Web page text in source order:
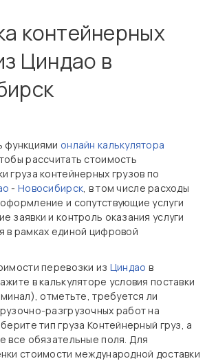
контейнерных
Циндао в
функциями онлайн калькулятора
рассчитать стоимость
груза контейнерных грузов по
-Новосибирск, в том числе расходы
и сопутствующие услуги
заявки и контроль оказания услуги
в рамках единой цифровой
перевозки из Циндао в
в калькуляторе условия поставки
отметьте, требуется ли
работ на
тип груза Контейнерный груз, а
все обязательные поля. Для
стоимости международной доставки